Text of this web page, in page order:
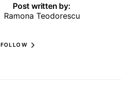
Post written by:
Ramona Teodorescu
FOLLOW